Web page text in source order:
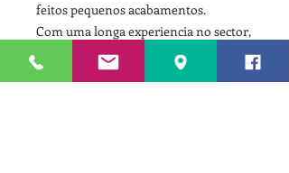
feitos pequenos acabamentos.
Com uma longa experiencia no sector,
a Euromodular disponibiliza soluções
habitacionais e não habitacionais,